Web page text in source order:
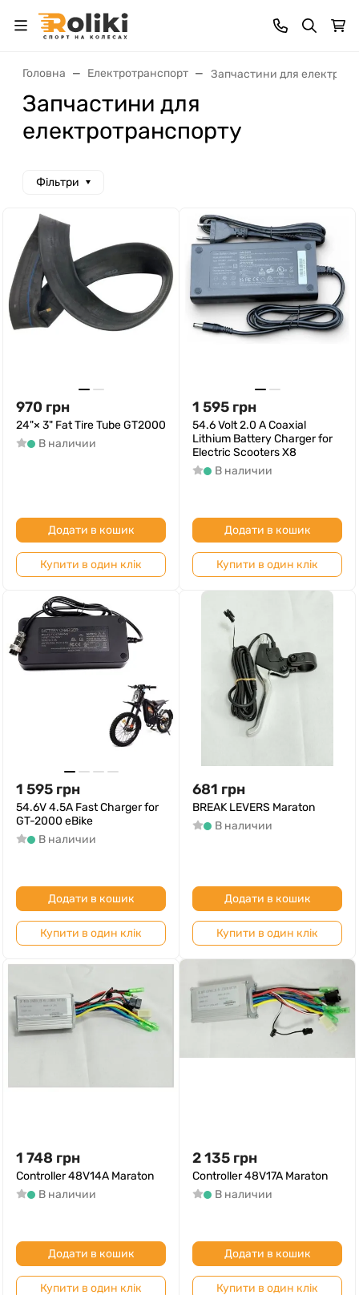
Головна Електротранспорт Запчастини для
Запчастини для
електротранспорту
Фільтри
970 грн
24"× 3" Fat Tire Tube GT2000
В наличии
Додати в кошик
Купити в один клік
1 595 грн
54.6 Volt 2.0 A Coaxial
Lithium Battery Charger for
Electric Scooters X8
В наличии
Додати в кошик
Купити в один клік
1 595 грн
54.6V 4.5A Fast Charger for
GT-2000 eBike
В наличии
Додати в кошик
Купити в один клік
681 грн
BREAK LEVERS Maraton
В наличии
Додати в кошик
Купити в один клік
1 748 грн
Controller 48V14A Maraton
В наличии
Додати в кошик
Купити в один клік
2 135 грн
Controller 48V17A Maraton
В наличии
Додати в кошик
Купити в один клік